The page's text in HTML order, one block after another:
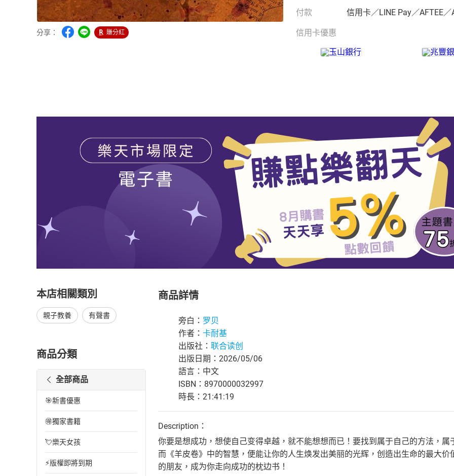
分享： 賺分紅
付款 信用卡／LINE Pay／AFTEE／
信用卡優惠
本店相關類別
親子教養 有聲書
商品分類
全部商品
🎯新書優惠
🉐獨家書籍
💘樂天女孩
⚡版權即將到期
商品詳情
旁白： 罗贝
作者： 卡耐基
出版社： 联合读创
出版日期：2026/05/06
語言：中文
ISBN：8970000032997
時長：21:41:19
Description：
你要是想成功，想使自己变得卓越，就不能想想而已！要找到属于自己的方法，
而《羊皮卷》中的智慧，便能让你的人生焕发出美丽的光辉，创造出生命的最大
的朋友，成为你走向成功的枕边书！